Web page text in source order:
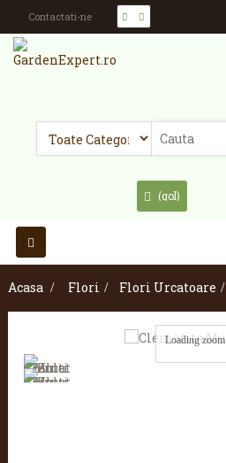
Contactati-ne
(gol)
Toggle
navigation
Acasa
> Flori > Flori Urcatoare >
Loading zoom